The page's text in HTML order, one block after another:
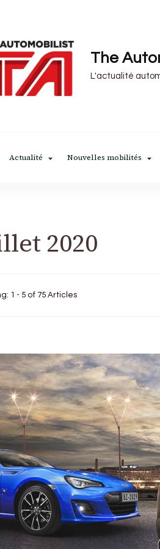
The
L'actualité
Actualité Nouvelles mobilités
2020
1 - 5 of 75 Articles